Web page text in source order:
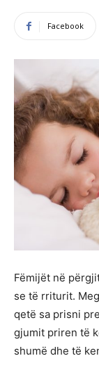
Facebook
Fëmijët në
se të rriturit.
qetë sa prisni
gjumit priren të
shumë dhe të